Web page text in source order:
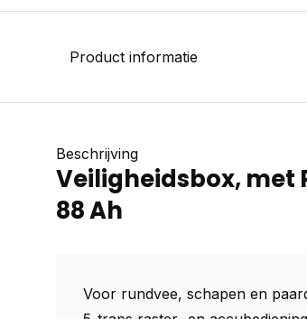
Product informatie
Beschrijving
Veiligheidsbox, met
88 Ah
Voor rundvee, schapen en